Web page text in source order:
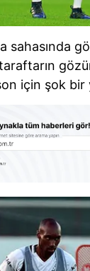
sahasında
için şok bir